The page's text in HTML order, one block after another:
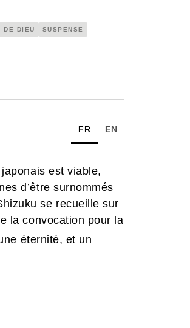
DE DIEU SUSPENSE
FR EN
est viable,
d’être surnommés
se recueille sur
la convocation pour la
éternité, et un